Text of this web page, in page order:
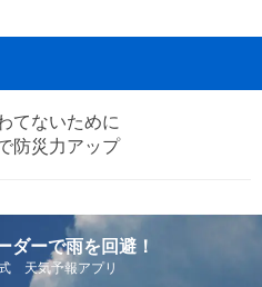
てないために
防災力アップ
ダーで雨を回避！
天気予報アプリ